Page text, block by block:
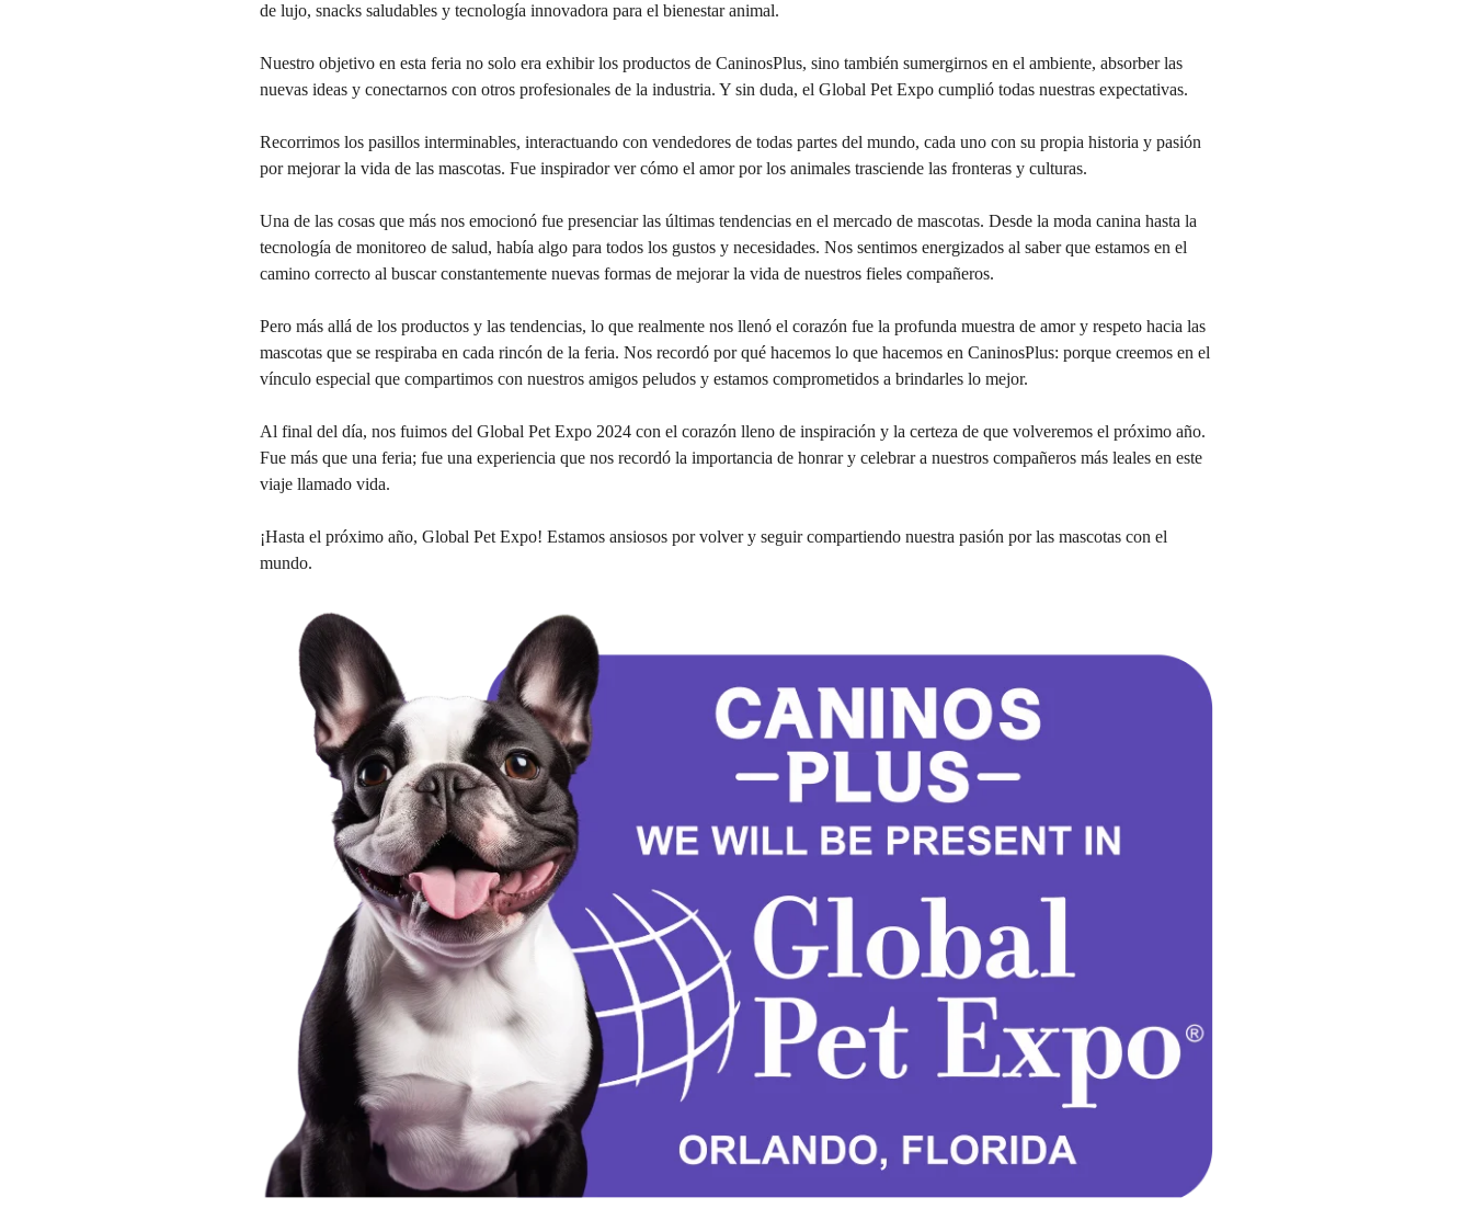
de lujo, snacks saludables y tecnología innovadora para el bienestar animal.
Nuestro objetivo en esta feria no solo era exhibir los productos de CaninosPlus, sino también sumergirnos en el ambiente, absorber las
nuevas ideas y conectarnos con otros profesionales de la industria. Y sin duda, el Global Pet Expo cumplió todas nuestras expectativas.
Recorrimos los pasillos interminables, interactuando con vendedores de todas partes del mundo, cada uno con su propia historia y pasión
por mejorar la vida de las mascotas. Fue inspirador ver cómo el amor por los animales trasciende las fronteras y culturas.
Una de las cosas que más nos emocionó fue presenciar las últimas tendencias en el mercado de mascotas. Desde la moda canina hasta la
tecnología de monitoreo de salud, había algo para todos los gustos y necesidades. Nos sentimos energizados al saber que estamos en el
camino correcto al buscar constantemente nuevas formas de mejorar la vida de nuestros fieles compañeros.
Pero más allá de los productos y las tendencias, lo que realmente nos llenó el corazón fue la profunda muestra de amor y respeto hacia las
mascotas que se respiraba en cada rincón de la feria. Nos recordó por qué hacemos lo que hacemos en CaninosPlus: porque creemos en el
vínculo especial que compartimos con nuestros amigos peludos y estamos comprometidos a brindarles lo mejor.
Al final del día, nos fuimos del Global Pet Expo 2024 con el corazón lleno de inspiración y la certeza de que volveremos el próximo año.
Fue más que una feria; fue una experiencia que nos recordó la importancia de honrar y celebrar a nuestros compañeros más leales en este
viaje llamado vida.
¡Hasta el próximo año, Global Pet Expo! Estamos ansiosos por volver y seguir compartiendo nuestra pasión por las mascotas con el
mundo.